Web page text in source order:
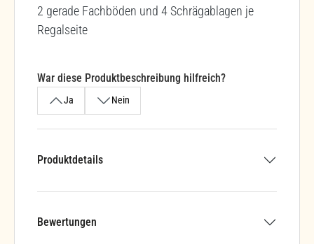
2 gerade Fachböden und 4 Schrägablagen je
Regalseite
War diese Produktbeschreibung hilfreich?
Ja Nein
Produktdetails
Bewertungen